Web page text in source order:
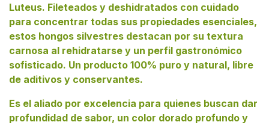
Luteus. Fileteados y deshidratados con cuidado
para concentrar todas sus propiedades esenciales,
estos hongos silvestres destacan por su textura
carnosa al rehidratarse y un perfil gastronómico
sofisticado. Un producto 100% puro y natural, libre
de aditivos y conservantes.
Es el aliado por excelencia para quienes buscan dar
profundidad de sabor, un color dorado profundo y